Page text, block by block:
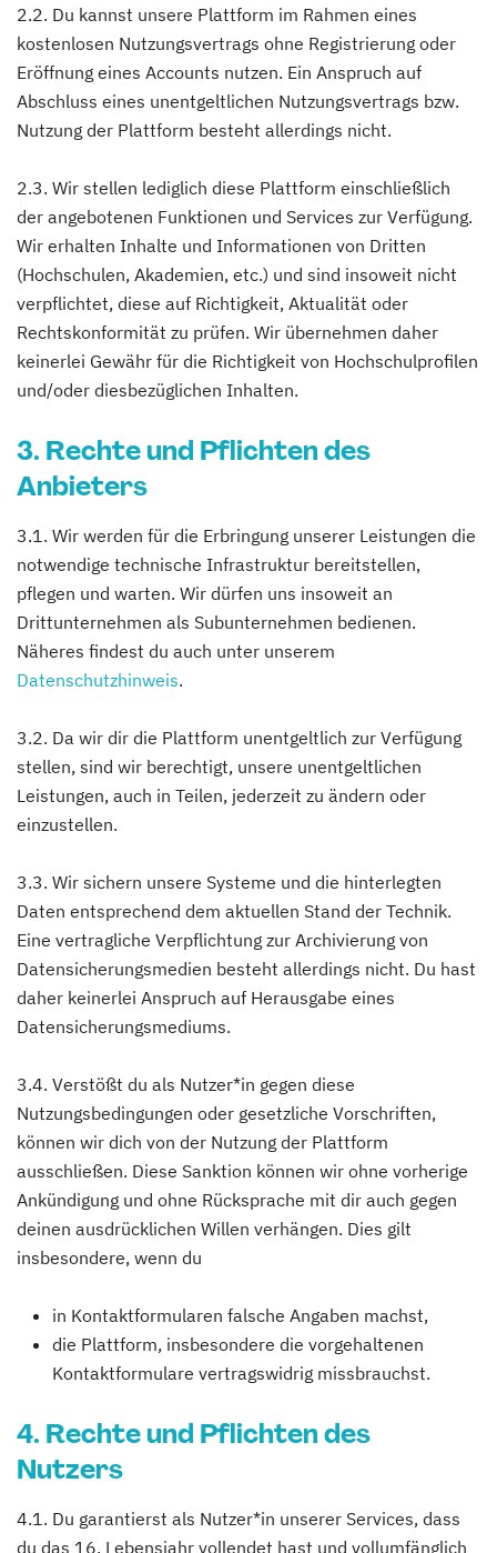
2.2. Du kannst unsere Plattform im Rahmen eines
kostenlosen Nutzungsvertrags ohne Registrierung oder
Eröffnung eines Accounts nutzen. Ein Anspruch auf
Abschluss eines unentgeltlichen Nutzungsvertrags bzw.
Nutzung der Plattform besteht allerdings nicht.
2.3. Wir stellen lediglich diese Plattform einschließlich
der angebotenen Funktionen und Services zur Verfügung.
Wir erhalten Inhalte und Informationen von Dritten
(Hochschulen, Akademien, etc.) und sind insoweit nicht
verpflichtet, diese auf Richtigkeit, Aktualität oder
Rechtskonformität zu prüfen. Wir übernehmen daher
keinerlei Gewähr für die Richtigkeit von Hochschulprofilen
und/oder diesbezüglichen Inhalten.
3. Rechte und Pflichten des
Anbieters
3.1. Wir werden für die Erbringung unserer Leistungen die
notwendige technische Infrastruktur bereitstellen,
pflegen und warten. Wir dürfen uns insoweit an
Drittunternehmen als Subunternehmen bedienen.
Näheres findest du auch unter unserem
Datenschutzhinweis.
3.2. Da wir dir die Plattform unentgeltlich zur Verfügung
stellen, sind wir berechtigt, unsere unentgeltlichen
Leistungen, auch in Teilen, jederzeit zu ändern oder
einzustellen.
3.3. Wir sichern unsere Systeme und die hinterlegten
Daten entsprechend dem aktuellen Stand der Technik.
Eine vertragliche Verpflichtung zur Archivierung von
Datensicherungsmedien besteht allerdings nicht. Du hast
daher keinerlei Anspruch auf Herausgabe eines
Datensicherungsmediums.
3.4. Verstößt du als Nutzer*in gegen diese
Nutzungsbedingungen oder gesetzliche Vorschriften,
können wir dich von der Nutzung der Plattform
ausschließen. Diese Sanktion können wir ohne vorherige
Ankündigung und ohne Rücksprache mit dir auch gegen
deinen ausdrücklichen Willen verhängen. Dies gilt
insbesondere, wenn du
in Kontaktformularen falsche Angaben machst,
die Plattform, insbesondere die vorgehaltenen
Kontaktformulare vertragswidrig missbrauchst.
4. Rechte und Pflichten des
Nutzers
4.1. Du garantierst als Nutzer*in unserer Services, dass
du das 16. Lebensjahr vollendet hast und vollumfänglich